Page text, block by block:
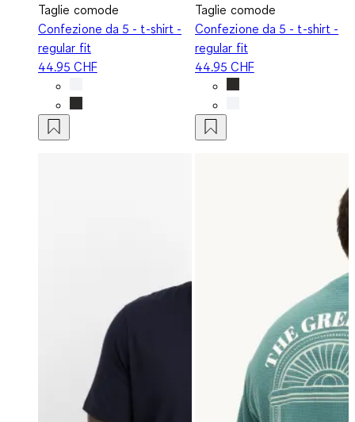
Taglie comode
Confezione da 5 - t-shirt -
regular fit
44.95 CHF
Taglie comode
Confezione da 5 - t-shirt -
regular fit
44.95 CHF